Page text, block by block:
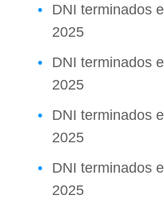
DNI terminados
2025
DNI terminados
2025
DNI terminados
2025
DNI terminados
2025